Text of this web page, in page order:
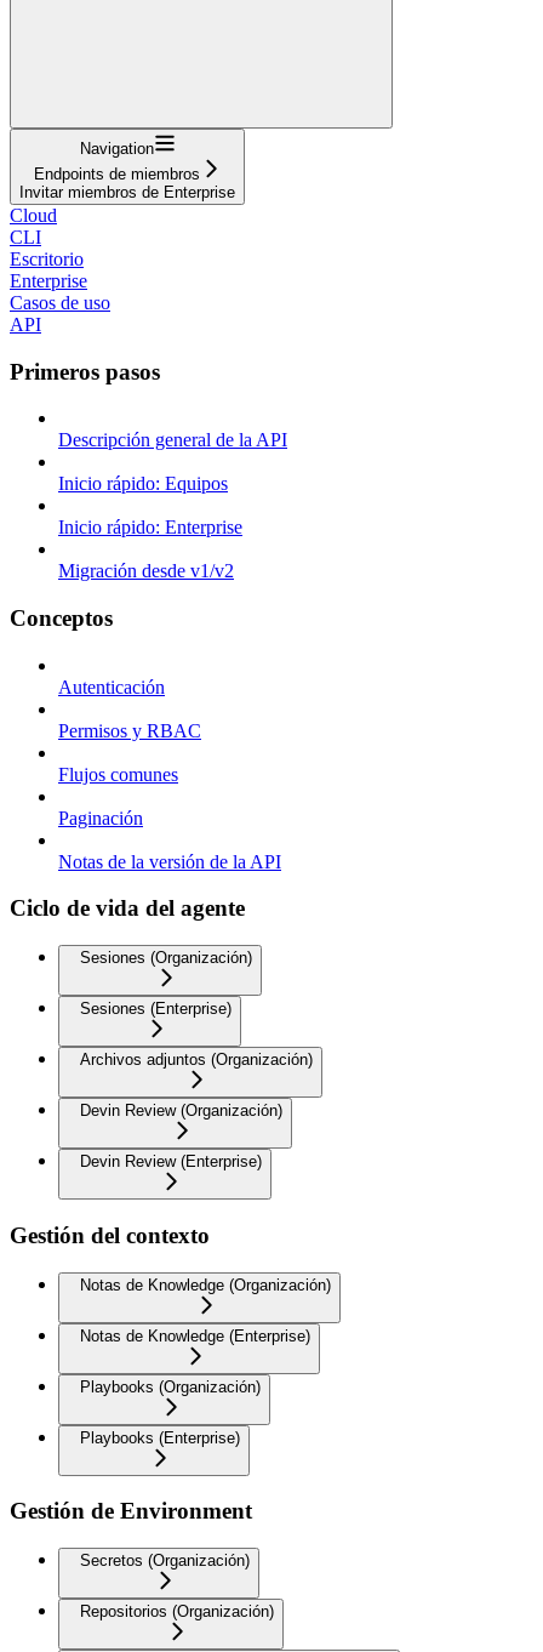
Navigation
Endpoints de miembros
Invitar miembros de Enterprise
Cloud
CLI
Escritorio
Enterprise
Casos de uso
API
Primeros pasos
Descripción general de la API
Inicio rápido: Equipos
Inicio rápido: Enterprise
Migración desde v1/v2
Conceptos
Autenticación
Permisos y RBAC
Flujos comunes
Paginación
Notas de la versión de la API
Ciclo de vida del agente
Sesiones (Organización)
Sesiones (Enterprise)
Archivos adjuntos (Organización)
Devin Review (Organización)
Devin Review (Enterprise)
Gestión del contexto
Notas de Knowledge (Organización)
Notas de Knowledge (Enterprise)
Playbooks (Organización)
Playbooks (Enterprise)
Gestión de Environment
Secretos (Organización)
Repositorios (Organización)